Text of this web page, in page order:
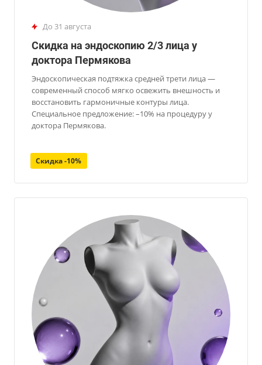
до 31 августа
Скидка на эндоскопию 2/3 лица у
доктора Пермякова
Эндоскопическая подтяжка средней трети лица —
современный способ мягко освежить внешность и
восстановить гармоничные контуры лица.
Специальное предложение: –10% на процедуру у
доктора Пермякова.
Скидка -10%